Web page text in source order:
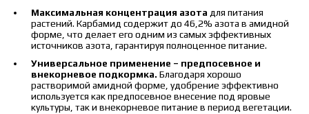
Максимальная концентрация азота для питания
растений. Карбамид содержит до 46,2% азота в амидной
форме, что делает его одним из самых эффективных
источников азота, гарантируя полноценное питание.
Универсальное применение – предпосевное и
внекорневое подкормка. Благодаря хорошо
растворимой амидной форме, удобрение эффективно
используется как предпосевное внесение под яровые
культуры, так и внекорневое питание в период вегетации.
Заказать
Я ознакомился и принимаю политику
защиты персональных данных.
Связаться с менеджером Makosh
Я ознакомился и принимаю политику
защиты персональных данных.
Скачать каталог